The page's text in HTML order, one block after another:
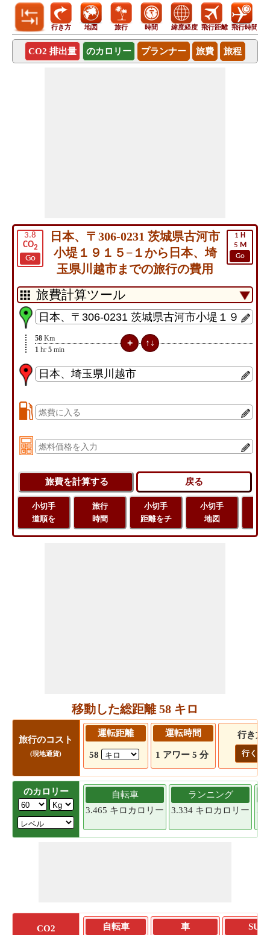
行き方 地図 旅行 時間 緯度経度 飛行距離 飛行時間
CO2 排出量 のカロリー プランナー 旅費 旅程
3.8
CO2
Go
1 H
5 M
Go
日本、〒306-0231 茨城県古河市
小堤１９１５−１から日本、埼
玉県川越市までの旅行の費用
58 Km
1 hr 5 min
小切手
道順を
旅行
時間
小切手
距離をチ
小切手
地図
移動した総距離 58 キロ
旅行のコスト
(現地通貨)
運転距離
58
運転時間
1 アワー 5 分
行き方
行く!
のカロリー
自転車
3.465 キロカロリー
ランニング
3.334 キロカロリー
CO2
自転車
車
SUV